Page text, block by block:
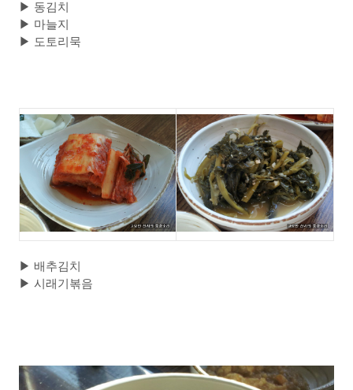
▶ 동김치
▶ 마늘지
▶ 도토리묵
▶ 배추김치
▶ 시래기볶음